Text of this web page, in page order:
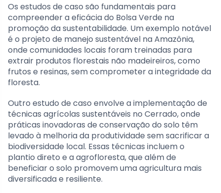
Os estudos de caso são fundamentais para
compreender a eficácia do Bolsa Verde na
promoção da sustentabilidade. Um exemplo notável
é o projeto de manejo sustentável na Amazônia,
onde comunidades locais foram treinadas para
extrair produtos florestais não madeireiros, como
frutos e resinas, sem comprometer a integridade da
floresta.
Outro estudo de caso envolve a implementação de
técnicas agrícolas sustentáveis no Cerrado, onde
práticas inovadoras de conservação do solo têm
levado à melhoria da produtividade sem sacrificar a
biodiversidade local. Essas técnicas incluem o
plantio direto e a agrofloresta, que além de
beneficiar o solo promovem uma agricultura mais
diversificada e resiliente.